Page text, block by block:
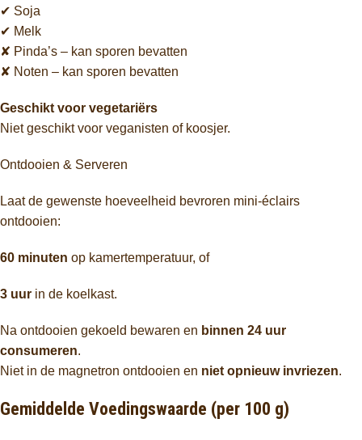
✔ Soja
✔ Melk
✘ Pinda’s – kan sporen bevatten
✘ Noten – kan sporen bevatten
Geschikt voor vegetariërs
Niet geschikt voor veganisten of koosjer.
Ontdooien & Serveren
Laat de gewenste hoeveelheid bevroren mini-éclairs
ontdooien:
60 minuten op kamertemperatuur, of
3 uur in de koelkast.
Na ontdooien gekoeld bewaren en binnen 24 uur
consumeren.
Niet in de magnetron ontdooien en niet opnieuw invriezen.
Gemiddelde Voedingswaarde (per 100 g)